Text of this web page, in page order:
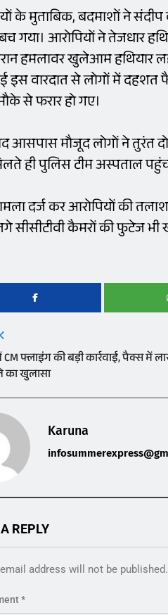
के मुताबिक, बदमाशों ने
गया। आरोपियों ने तेजधार
हमलावर खुलेआम हथियार
इस वारदात से लोगों में दहशत
से फरार हो गए।
आसपास मौजूद लोगों ने तुरंत
ही पुलिस टीम अस्पताल
दर्ज कर आरोपियों की
कैमरों की फुटेज भी
फ्लाइंग की बड़ी कार्रवाई, पैक्स में
का खुलासा
Karuna
REPLY
address will not be published.
*